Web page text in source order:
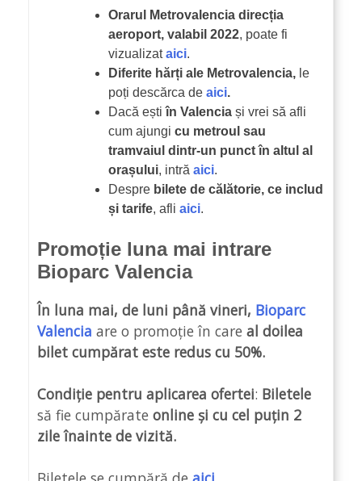
Orarul Metrovalencia direcția
aeroport, valabil 2022, poate fi
vizualizataici.
Diferite hărți ale Metrovalencia, le
poți descărca de aici.
Dacă eștiîn Valencia și vrei să afli
cum ajungi cu metroul sau
tramvaiul dintr-un punct în altul al
orașului, intră aici.
Despre bilete de călătorie, ce includ
și tarife, afli aici.
Promoție luna mai intrare
Bioparc Valencia
În luna mai, de luni până vineri, Bioparc
Valencia are o promoție în care al doilea
bilet cumpărat este redus cu 50%.
Condiție pentru aplicarea ofertei: Biletele
să fie cumpărate online și cu cel puțin 2
zile înainte de vizită.